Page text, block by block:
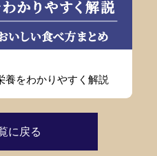
養をわかりやすく解説
に戻る